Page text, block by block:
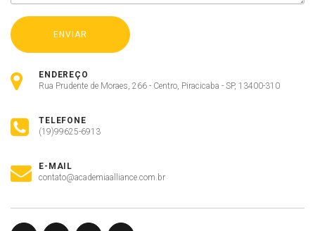
ENDEREÇO
Rua Prudente de Moraes, 266 - Centro, Piracicaba - SP, 13400-310
TELEFONE
(19)99625-6913
E-MAIL
contato@academiaalliance.com.br